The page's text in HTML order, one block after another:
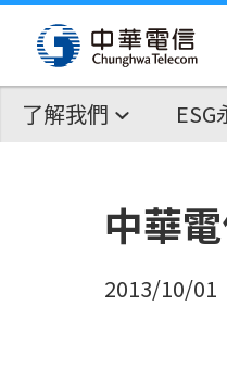
了解我們 ESG
中華
2013/10/01